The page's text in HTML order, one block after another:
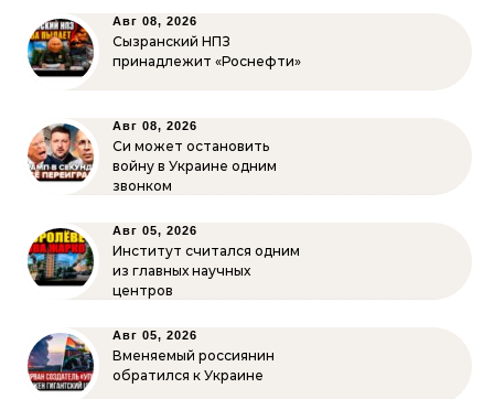
Авг 08, 2026
Сызранский НПЗ
принадлежит «Роснефти»
Авг 08, 2026
Си может остановить
войну в Украине одним
звонком
Авг 05, 2026
Институт считался одним
из главных научных
центров
Авг 05, 2026
Вменяемый россиянин
обратился к Украине